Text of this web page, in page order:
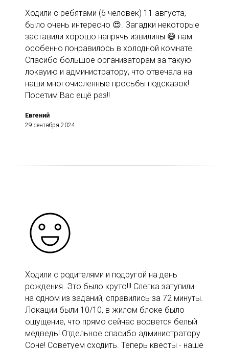
Ходили с ребятами (6 человек) 11 августа,
было очень интересно 😍. Загадки некоторые
заставили хорошо напрячь извилины 😅 нам
особенно понравилось в холодной комнате.
Спасибо большое организаторам за такую
локауию и администратору, что отвечала на
наши многочисленные просьбы подсказок!
Посетим Вас ещё раз!!
Евгений
29 сентября 2024
Ходили с родителями и подругой на день
рождения. Это было круто!!! Слегка затупили
на одном из заданий, справились за 72 минуты.
Локации были 10/10, в жилом блоке было
ощущение, что прямо сейчас ворвется белый
медведь! Отдельное спасибо администратору
Соне! Советуем сходить. Теперь квесты - наше